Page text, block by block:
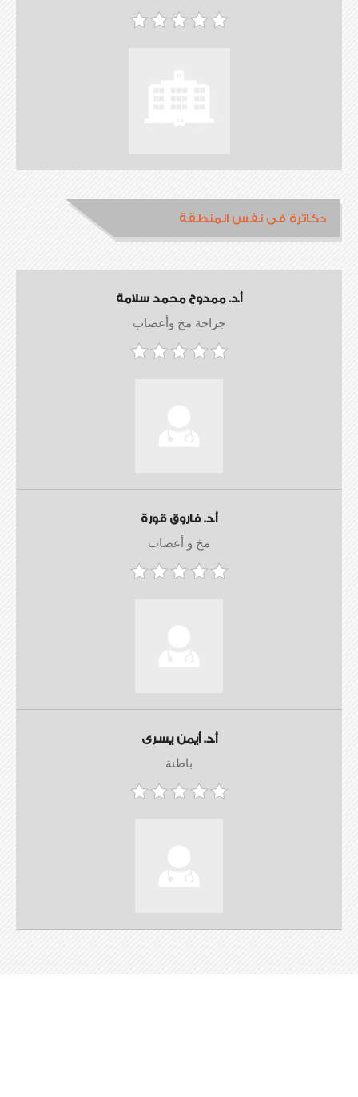
دكاترة فى نفس المنطقة
أ.د. ممدوح محمد سلامة
جراحة مخ وأعصاب
أ.د. فاروق قورة
مخ و أعصاب
أ.د. أيمن يسرى
باطنة